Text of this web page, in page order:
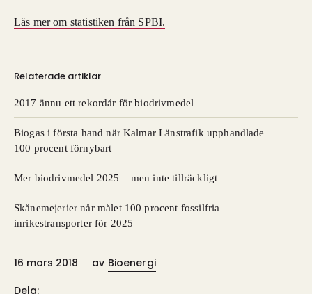
Läs mer om statistiken från SPBI.
Relaterade artiklar
​2017 ännu ett rekordår för biodrivmedel
Biogas i första hand när Kalmar Länstrafik upphandlade
100 procent förnybart
Mer biodrivmedel 2025 – men inte tillräckligt
Skånemejerier når målet 100 procent fossilfria
inrikestransporter för 2025
16 mars 2018 av Bioenergi
Dela: